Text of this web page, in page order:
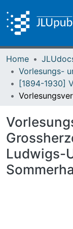
Home
Ludwigs-